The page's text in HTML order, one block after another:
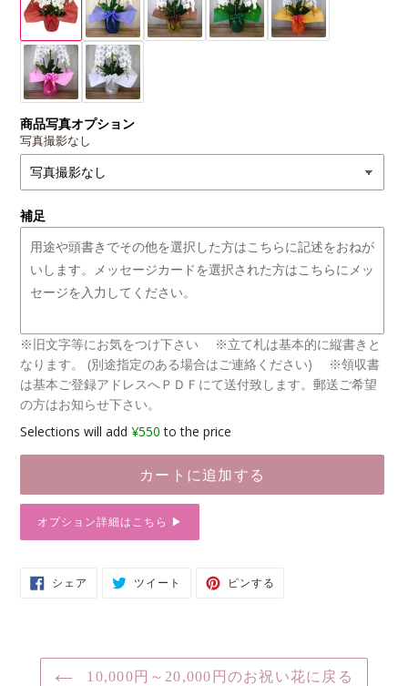
商品写真オプション
写真撮影なし
補足
※旧文字等にお気をつけ下さい ※立て札は基本的に縦書きと
なります。 (別途指定のある場合はご連絡ください) ※領収書
は基本ご登録アドレスへＰＤＦにて送付致します。郵送ご希望
の方はお知らせ下さい。
Selections will add ¥550 to the price
カートに追加する
オプション詳細はこちら ▶︎
カ
ー
シェア FACEBOOKツイート
TWITTERピンする
10,000円～20,000円のお祝い花に戻る